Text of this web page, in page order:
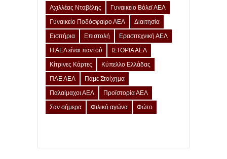
Αχιλλέας Νταβέλης
Γυναικείο Βόλεϊ ΑΕΛ
Γυναικείο Ποδόσφαιρο ΑΕΛ
Διαιτησία
Εισιτήρια
Επιστολή
Ερασιτεχνική ΑΕΛ
Η ΑΕΛ είναι παντού
ΙΣΤΟΡΙΑ ΑΕΛ
Κίτρινες Κάρτες
Κύπελλο Ελλάδας
ΠΑΕ ΑΕΛ
Πάμε Στοίχημα
Παλαίμαχοι ΑΕΛ
Προϊστορία ΑΕΛ
Σαν σήμερα
Φιλικό αγώνα Φώτο